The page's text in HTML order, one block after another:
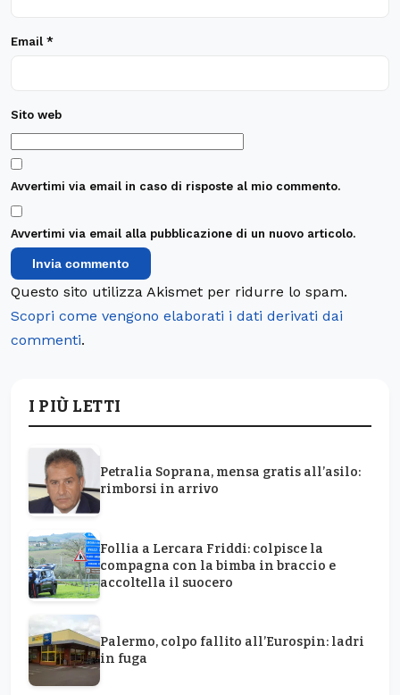
Email *
Sito web
Avvertimi via email in caso di risposte al mio commento.
Avvertimi via email alla pubblicazione di un nuovo articolo.
Questo sito utilizza Akismet per ridurre lo spam.
Scopri come vengono elaborati i dati derivati dai
commenti.
I PIÙ LETTI
Petralia Soprana, mensa gratis all’asilo:
rimborsi in arrivo
Follia a Lercara Friddi: colpisce la
compagna con la bimba in braccio e
accoltella il suocero
Palermo, colpo fallito all’Eurospin: ladri
in fuga